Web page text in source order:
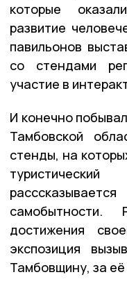
которые
развитие
павильонов
со стендами
участие в
И конечно
Тамбовской
стенды, на
самобытности.
достижения
экспозиция
Тамбовщину, за